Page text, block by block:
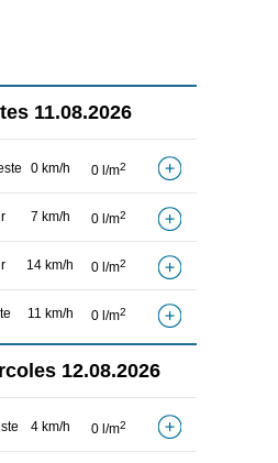
11.08.2026
0 km/h 0 l/m2
7 km/h 0 l/m2
14 km/h 0 l/m2
11 km/h 0 l/m2
12.08.2026
4 km/h 0 l/m2